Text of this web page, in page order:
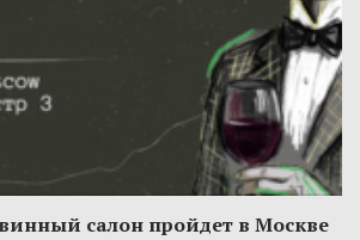
салон пройдет в Москве